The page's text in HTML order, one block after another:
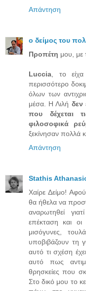
Απάντηση
ο δείμος του
Προπέτη μου, με
Luccia , το
περισσότερο
όλων των
μέσα. Η Λιλή δεν
που δέχεται
φιλοσοφικά
ξεκίνησαν πολλά
Απάντηση
Stathis
Χαίρε Δείμο!
θα ήθελα να
αναρωτηθεί
επέκταση και
μισόγυνες,
υποβιβάζουν τη
αυτό τι σχέση
αυτό πως
θρησκείες που
Στο δικό μου το